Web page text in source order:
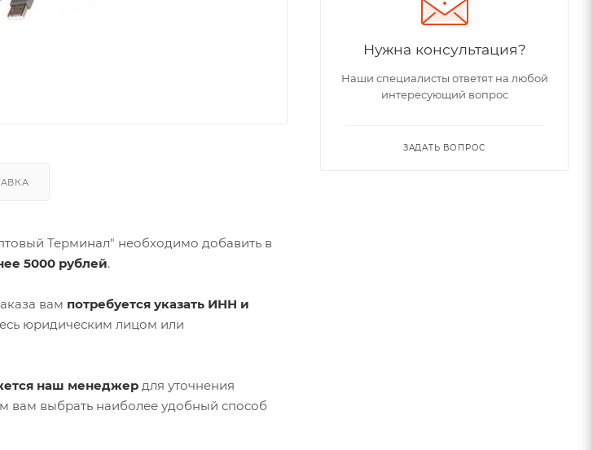
Терминал" необходимо добавить в
5000 рублей.
вам потребуется указать ИНН и
юридическим лицом или
наш менеджер для уточнения
вам выбрать наиболее удобный способ
Нужна консультация?
Наши специалисты ответят на любой
интересующий вопрос
ЗАДАТЬ ВОПРОС